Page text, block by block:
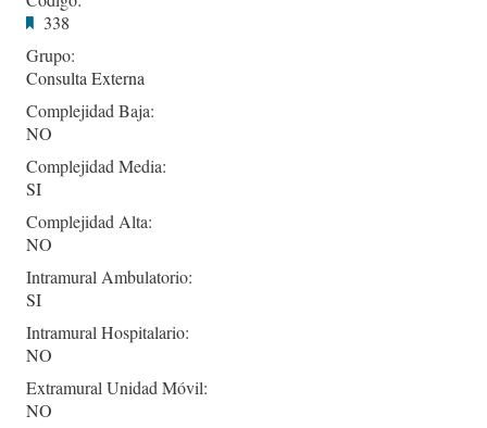
338
Grupo:
Consulta Externa
Complejidad Baja:
NO
Complejidad Media:
SI
Complejidad Alta:
NO
Intramural Ambulatorio:
SI
Intramural Hospitalario:
NO
Extramural Unidad Móvil:
NO